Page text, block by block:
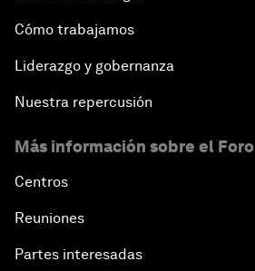
Cómo trabajamos
Liderazgo y gobernanza
Nuestra repercusión
Más información sobre el Foro
Centros
Reuniones
Partes interesadas